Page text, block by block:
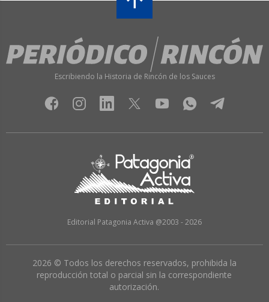
Escribiendo la Historia de Rincón de los Sauces
Editorial Patagonia Activa @2003 - 2026
2026 © Todos los derechos reservados, prohibida la
reproducción total o parcial sin la correspondiente
autorización.